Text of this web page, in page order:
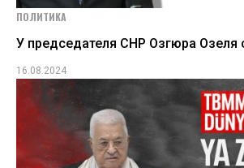
ПОЛИТИКА
У председателя СНР Озгюра Озеля
16.08.2024